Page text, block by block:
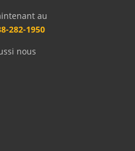
au
282-1950
nous